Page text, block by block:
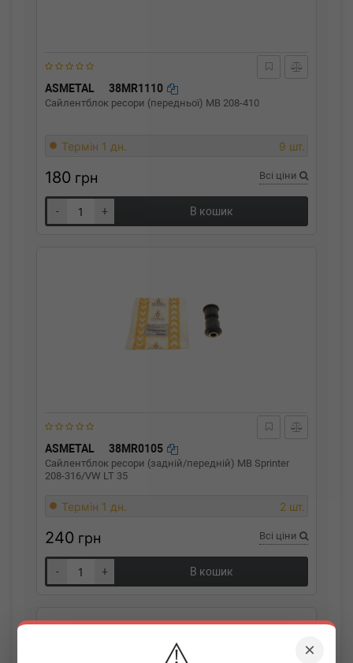
×
ASMETAL 38MR1110
Сайлентблок ресори (передньої) MB 208-410
Термін 1 дн. 9 шт.
180 грн Всі ціни
- + В кошик
ASMETAL 38MR0105
Сайлентблок ресори (задній/передній) MB Sprinter
208-316/VW LT 35
Термін 1 дн. 2 шт.
240 грн Всі ціни
- + В кошик